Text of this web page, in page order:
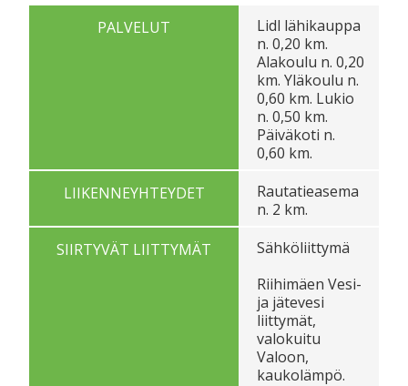
PALVELUT
Lidl lähikauppa
n. 0,20 km.
Alakoulu n. 0,20
km. Yläkoulu n.
0,60 km. Lukio
n. 0,50 km.
Päiväkoti n.
0,60 km.
LIIKENNEYHTEYDET
Rautatieasema
n. 2 km.
SIIRTYVÄT LIITTYMÄT
Sähköliittymä
Riihimäen Vesi-
ja jätevesi
liittymät,
valokuitu
Valoon,
kaukolämpö.